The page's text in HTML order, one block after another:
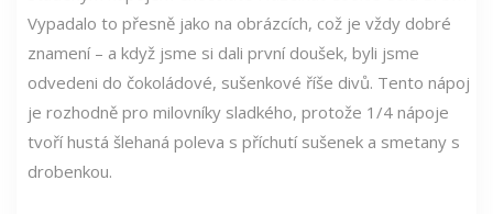
Vypadalo to přesně jako na obrázcích, což je vždy dobré
znamení – a když jsme si dali první doušek, byli jsme
odvedeni do čokoládové, sušenkové říše divů. Tento nápoj
je rozhodně pro milovníky sladkého, protože 1/4 nápoje
tvoří hustá šlehaná poleva s příchutí sušenek a smetany s
drobenkou.